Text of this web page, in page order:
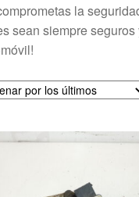
la
sean siempre